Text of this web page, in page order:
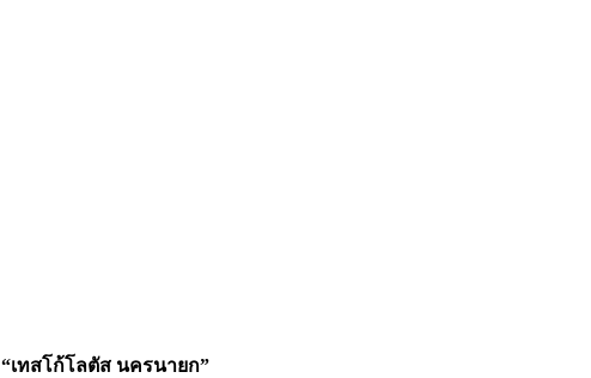
“เทสโก้โลตัส นครนายก”